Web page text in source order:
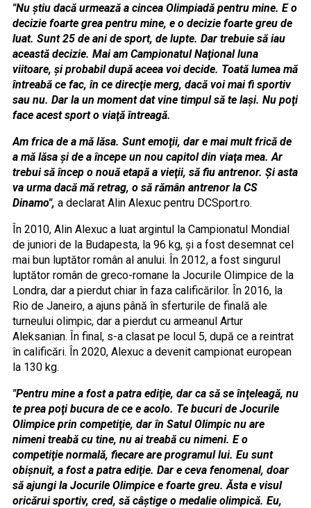
"Nu ştiu dacă urmează a cincea Olimpiadă pentru mine. E o
decizie foarte grea pentru mine, e o decizie foarte greu de
luat. Sunt 25 de ani de sport, de lupte. Dar trebuie să iau
această decizie. Mai am Campionatul Naţional luna
viitoare, şi probabil după aceea voi decide. Toată lumea mă
întreabă ce fac, în ce direcţie merg, dacă voi mai fi sportiv
sau nu. Dar la un moment dat vine timpul să te laşi. Nu poţi
face acest sport o viaţă întreagă.
Am frica de a mă lăsa. Sunt emoţii, dar e mai mult frică de
a mă lăsa şi de a începe un nou capitol din viaţa mea. Ar
trebui să încep o nouă etapă a vieţii, să fiu antrenor. Şi asta
va urma dacă mă retrag, o să rămân antrenor la CS
Dinamo", a declarat Alin Alexuc pentru DCSport.ro.
În 2010, Alin Alexuc a luat argintul la Campionatul Mondial
de juniori de la Budapesta, la 96 kg, şi a fost desemnat cel
mai bun luptător român al anului. În 2012, a fost singurul
luptător român de greco-romane la Jocurile Olimpice de la
Londra, dar a pierdut chiar în faza calificărilor. În 2016, la
Rio de Janeiro, a ajuns până în sferturile de finală ale
turneului olimpic, dar a pierdut cu armeanul Artur
Aleksanian. În final, s-a clasat pe locul 5, după ce a reintrat
în calificări. În 2020, Alexuc a devenit campionat european
la 130 kg.
"Pentru mine a fost a patra ediţie, dar ca să se înţeleagă, nu
te prea poţi bucura de ce e acolo. Te bucuri de Jocurile
Olimpice prin competiţie, dar în Satul Olimpic nu are
nimeni treabă cu tine, nu ai treabă cu nimeni. E o
competiţie normală, fiecare are programul lui. Eu sunt
obişnuit, a fost a patra ediţie. Dar e ceva fenomenal, doar
să ajungi la Jocurile Olimpice e foarte greu. Ăsta e visul
oricărui sportiv, cred, să câştige o medalie olimpică. Eu,